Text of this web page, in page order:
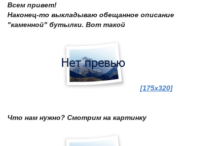
Всем привет!
Наконец-то выкладываю обещанное описание
"каменной" бутылки. Вот такой
[175x320]
Что нам нужно? Смотрим на картинку